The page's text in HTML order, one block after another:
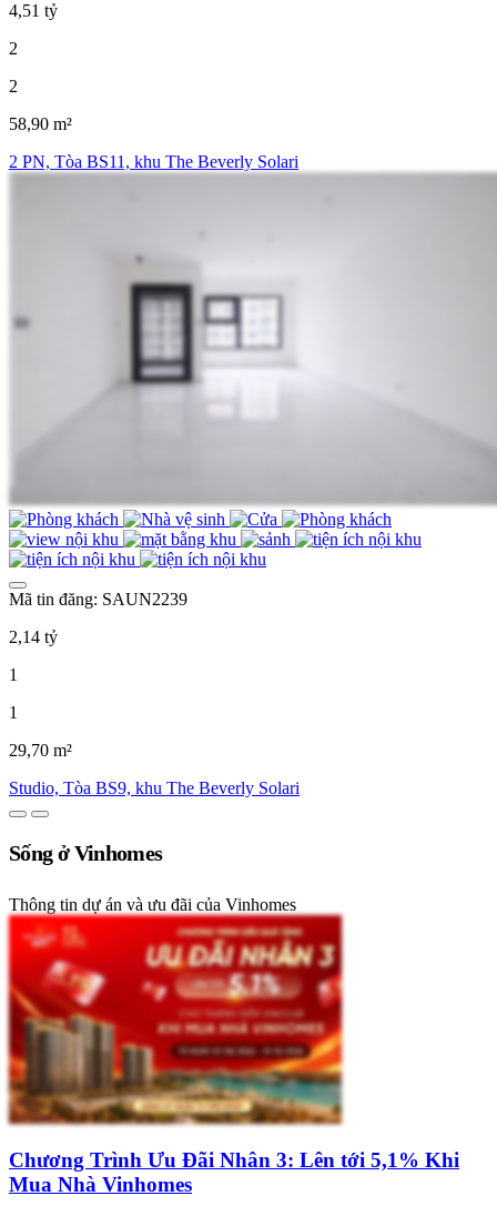
4,51 tỷ
2
2
58,90 m²
2 PN, Tòa BS11, khu The Beverly Solari
Mã tin đăng: SAUN2239
2,14 tỷ
1
1
29,70 m²
Studio, Tòa BS9, khu The Beverly Solari
Sống ở Vinhomes
Thông tin dự án và ưu đãi của Vinhomes
Chương Trình Ưu Đãi Nhân 3: Lên tới 5,1% Khi
Mua Nhà Vinhomes